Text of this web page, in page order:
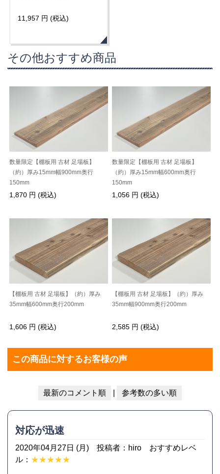
11,957 円 (税込)
その他おすすめ商品
数量限定【棚板用 古材 足場板】
（約）厚み15mm幅900mm奥行
150mm
1,870 円 (税込)
数量限定【棚板用 古材 足場板】
（約）厚み15mm幅600mm奥行
150mm
1,056 円 (税込)
【棚板用 古材 足場板】（約）厚み
35mm幅600mm奥行200mm
1,606 円 (税込)
【棚板用 古材 足場板】（約）厚み
35mm幅900mm奥行200mm
2,585 円 (税込)
この商品に対するお客様の声
最新のコメント順 参考数の多い順
対応が迅速
2020年04月27日 (月) 投稿者：hiro おすすめレベ
ル： ★★★★★